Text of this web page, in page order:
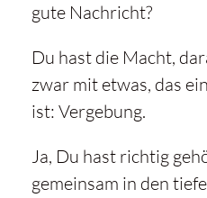
gute Nachricht?
Du hast die Macht,
zwar mit etwas, das
ist: Vergebung.
Ja, Du hast richtig
gemeinsam in den